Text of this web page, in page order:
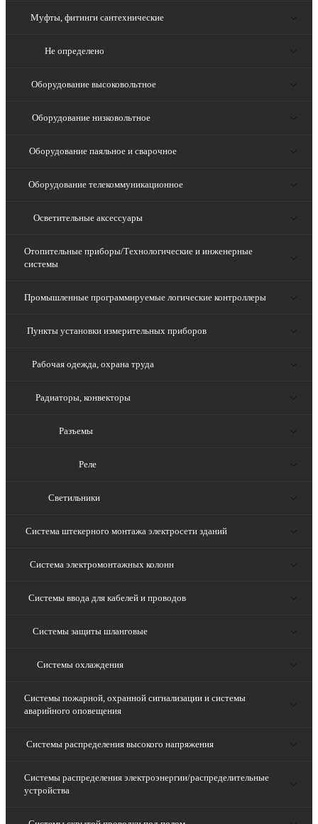
Муфты, фитинги сантехнические
Не определено
Оборудование высоковольтное
Оборудование низковольтное
Оборудование паяльное и сварочное
Оборудование телекоммуникационное
Осветительные аксессуары
Отопительные приборы/Технологические и инженерные
системы
Промышленные программируемые логические контроллеры
Пункты установки измерительных приборов
Рабочая одежда, охрана труда
Радиаторы, конвекторы
Разъемы
Реле
Светильники
Система штекерного монтажа электросети зданий
Система электромонтажных колонн
Системы ввода для кабелей и проводов
Системы защиты шланговые
Системы охлаждения
Системы пожарной, охранной сигнализации и системы
аварийного оповещения
Системы распределения высокого напряжения
Системы распределения электроэнергии/распределительные
устройства